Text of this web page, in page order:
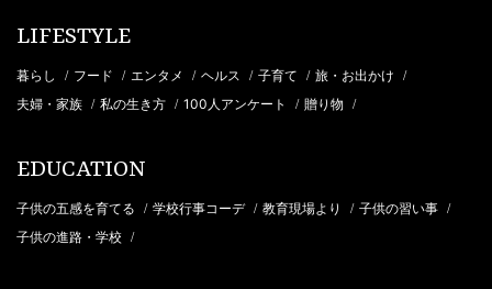
LIFESTYLE
暮らし / フード / エンタメ / ヘルス / 子育て / 旅・お出かけ /
夫婦・家族 / 私の生き方 / 100人アンケート / 贈り物 /
EDUCATION
子供の五感を育てる / 学校行事コーデ / 教育現場より / 子供の習い事 /
子供の進路・学校 /